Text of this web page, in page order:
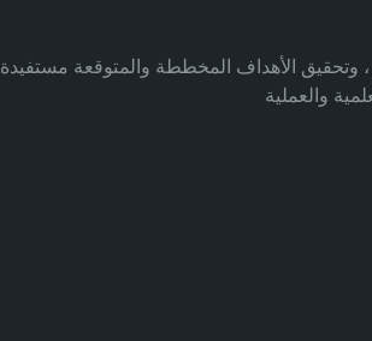
وتحقيق الأهداف المخططة والمتوقعة مستفيدة
والعملية